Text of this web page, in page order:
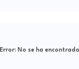
Error:No se ha